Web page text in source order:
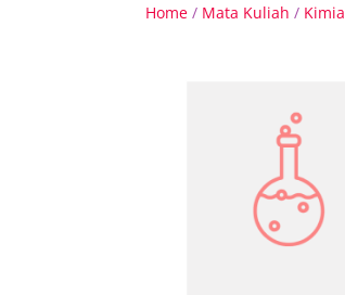
Home / Mata Kuliah / Kimia